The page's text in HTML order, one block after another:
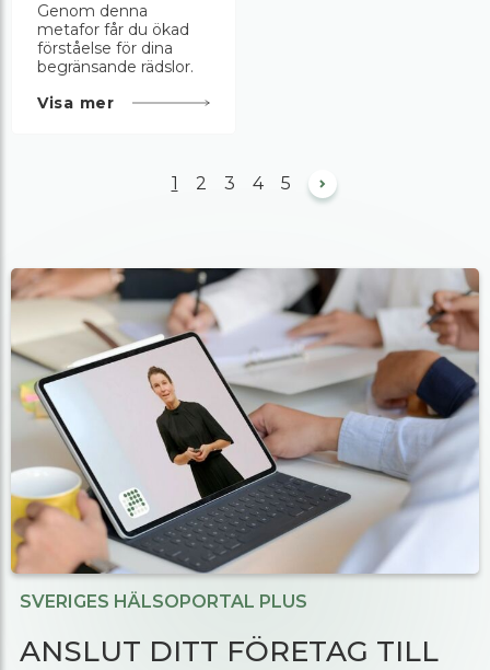
Genom denna
metafor får du ökad
förståelse för dina
begränsande rädslor.
Visa mer
1 2 3 4 5
SVERIGES HÄLSOPORTAL PLUS
ANSLUT DITT FÖRETAG TILL